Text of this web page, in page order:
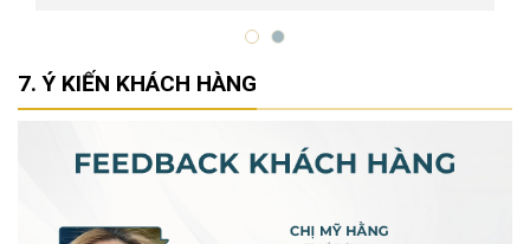
Ý KIẾN KHÁCH HÀNG